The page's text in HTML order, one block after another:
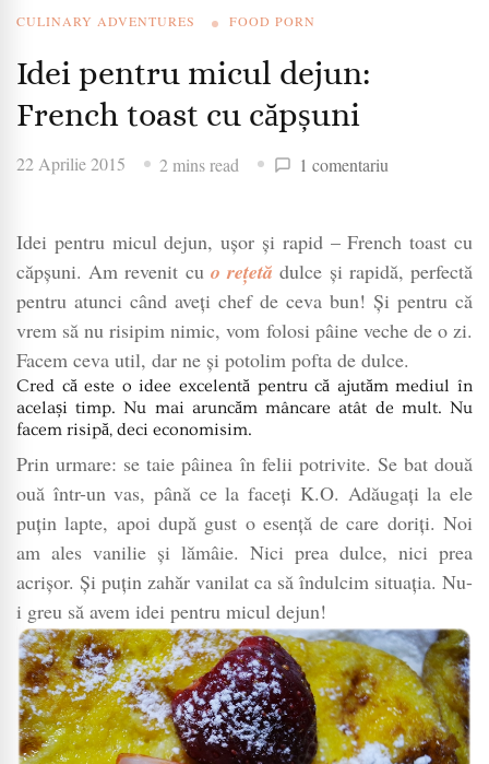
CULINARY ADVENTURES FOOD PORN
Idei pentru micul dejun:
French toast cu căpșuni
22 Aprilie 2015 2 mins read 1 comentariu
micul
dejun:
French
toast
căpșuni
Idei pentru micul dejun, ușor și rapid – French toast cu
căpșuni. Am revenit cu o rețetă dulce și rapidă, perfectă
pentru atunci când aveți chef de ceva bun! Și pentru că
vrem să nu risipim nimic, vom folosi pâine veche de o zi.
Facem ceva util, dar ne și potolim pofta de dulce.
Cred că este o idee excelentă pentru că ajutăm mediul în
același timp. Nu mai aruncăm mâncare atât de mult. Nu
facem risipă, deci economisim.
Prin urmare: se taie pâinea în felii potrivite. Se bat două
ouă într-un vas, până ce la faceți K.O. Adăugați la ele
puțin lapte, apoi după gust o esență de care doriți. Noi
am ales vanilie și lămâie. Nici prea dulce, nici prea
acrișor. Și puțin zahăr vanilat ca să îndulcim situația. Nu-
i greu să avem idei pentru micul dejun!